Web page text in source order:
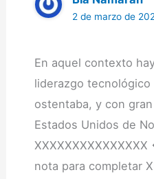
2 de marzo de
En aquel contexto
liderazgo
ostentaba, y con
Estados Unidos de
nota para completar